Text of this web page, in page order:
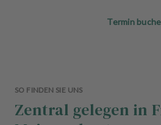
Termin
SO FINDEN SIE UNS
Zentral gelegen in